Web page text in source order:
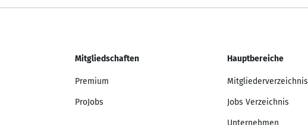
Mitgliedschaften
Premium
ProJobs
Hauptbereiche
Mitgliederverzeichnis
Jobs Verzeichnis
Unternehmen